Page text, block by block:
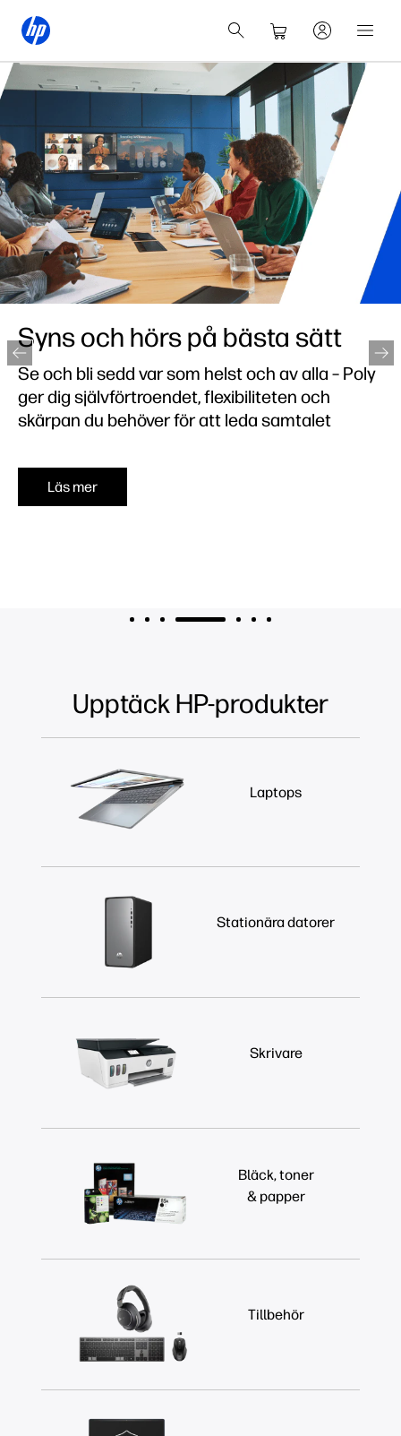
Syns och hörs på bästa sätt
Se och bli sedd var som helst och av alla – Poly
ger dig självförtroendet, flexibiliteten och
skärpan du behöver för att leda samtalet
Läs mer
Upptäck HP-produkter
Laptops
Stationära datorer
Skrivare
Bläck, toner
& papper
Tillbehör